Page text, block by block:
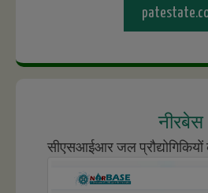
नीरबेस
सीएसआईआर जल